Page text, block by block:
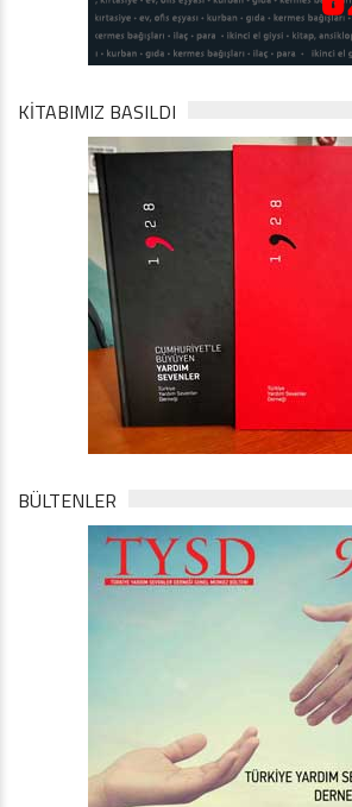
KİTABIMIZ BASILDI
BÜLTENLER